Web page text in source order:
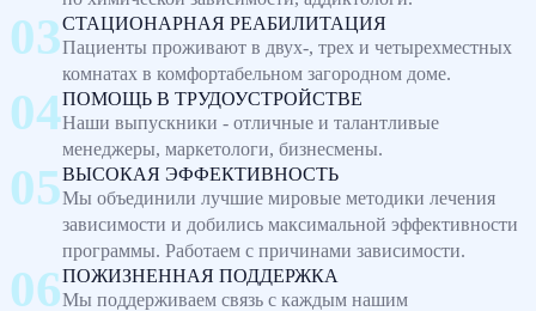
СТАЦИОНАРНАЯ РЕАБИЛИТАЦИЯ
Пациенты проживают в двух-, трех и четырехместных
комнатах в комфортабельном загородном доме.
ПОМОЩЬ В ТРУДОУСТРОЙСТВЕ
Наши выпускники - отличные и талантливые
менеджеры, маркетологи, бизнесмены.
ВЫСОКАЯ ЭФФЕКТИВНОСТЬ
Мы объединили лучшие мировые методики лечения
зависимости и добились максимальной эффективности
программы. Работаем с причинами зависимости.
ПОЖИЗНЕННАЯ ПОДДЕРЖКА
Мы поддерживаем связь с каждым нашим